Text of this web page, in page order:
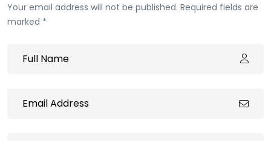
Your email address will not be published. Required fields are
marked *